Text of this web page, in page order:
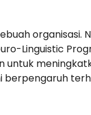
organisasi.
Linguistic
untuk
berpengaruh